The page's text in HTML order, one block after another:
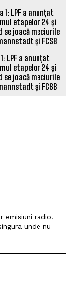
LPF a anunțat
etapelor 24 și
se joacă meciurile
și FCSB
emisiuni radio.
unde nu